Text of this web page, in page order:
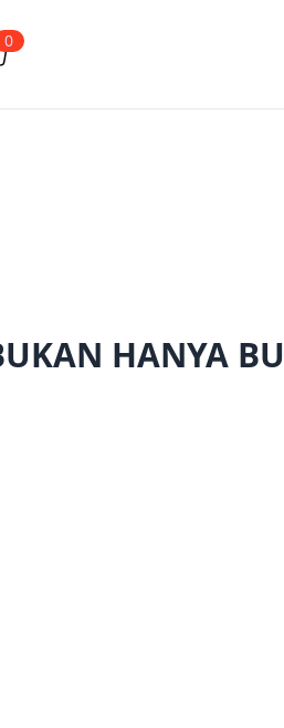
0
HANYA